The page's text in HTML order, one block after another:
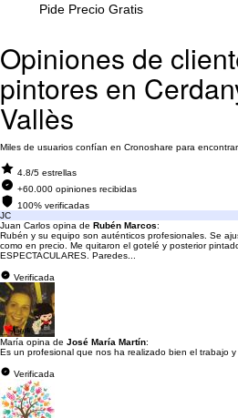
Pide Precio Gratis
Opiniones de
pintores en
Vallès
Miles de usuarios confían en Cronoshare para
4.8/5 estrellas
+60.000 opiniones recibidas
100% verificadas
JC
Juan Carlos opina de Rubén Marcos:
Rubén y su equipo son auténticos profesionales. Se
como en precio. Me quitaron el gotelé y posterior
ESPECTACULARES. Paredes...
Verificada
María opina de José María Martín:
Es un profesional que nos ha realizado bien el trabajo
Verificada